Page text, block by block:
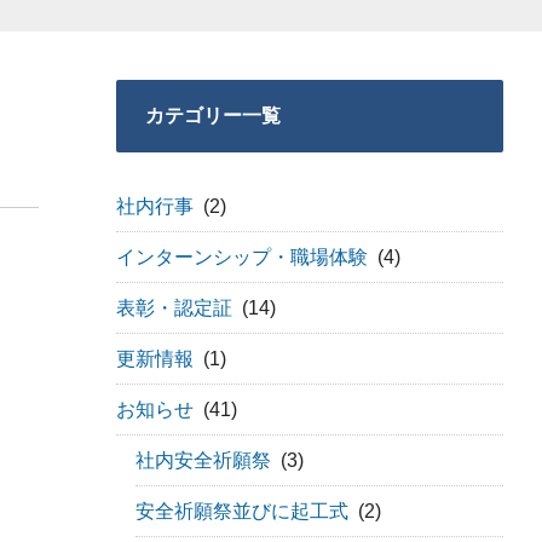
カテゴリー一覧
社内行事 (2)
インターンシップ・職場体験 (4)
表彰・認定証 (14)
更新情報 (1)
お知らせ (41)
社内安全祈願祭 (3)
安全祈願祭並びに起工式 (2)